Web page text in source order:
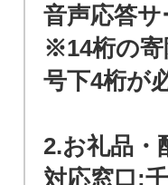
音声応答サ
※14桁の寄
号下4桁が
2.お礼品・
対応窓口: